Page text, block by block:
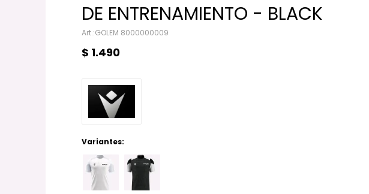
DE ENTRENAMIENTO - BLACK
GOLEM 8000000009
$ 1.490
Variantes: